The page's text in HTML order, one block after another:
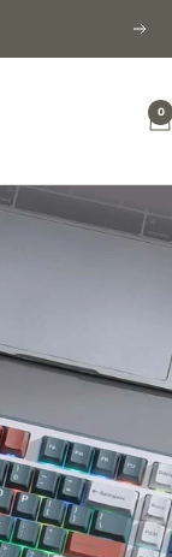
Next
0